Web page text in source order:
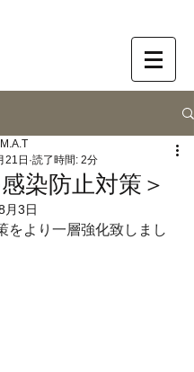
染防止対策＞
21日 読了時間: 2分
月3日
をより一層強化致しまし